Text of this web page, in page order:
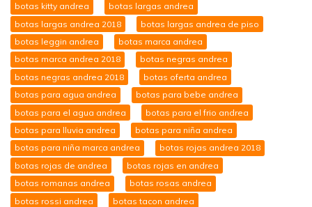
botas kitty andrea
botas largas andrea
botas largas andrea 2018
botas largas andrea de piso
botas leggin andrea
botas marca andrea
botas marca andrea 2018
botas negras andrea
botas negras andrea 2018
botas oferta andrea
botas para agua andrea
botas para bebe andrea
botas para el agua andrea
botas para el frio andrea
botas para lluvia andrea
botas para niña andrea
botas para niña marca andrea
botas rojas andrea 2018
botas rojas de andrea
botas rojas en andrea
botas romanas andrea
botas rosas andrea
botas rossi andrea
botas tacon andrea